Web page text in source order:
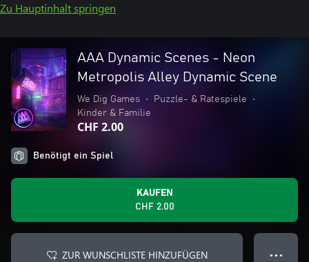
Zu Hauptinhalt springen
AAA Dynamic Scenes - Neon
Metropolis Alley Dynamic Scene
We Dig Games • Puzzle- & Ratespiele
•
Kinder & Familie
CHF 2.00
Benötigt ein Spiel
KAUFEN
CHF 2.00
ZUR WUNSCHLISTE HINZUFÜGEN ● ● ●